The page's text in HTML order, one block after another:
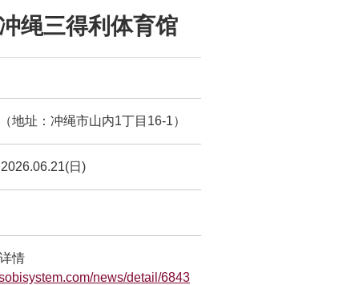
绳三得利体育馆
地址：冲绳市山内1丁目16-1）
日)
情
news/detail/6843